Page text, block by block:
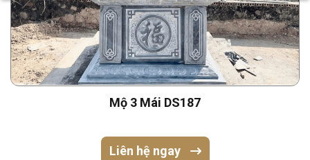
Mộ 3 Mái DS187
Liên hệ ngay